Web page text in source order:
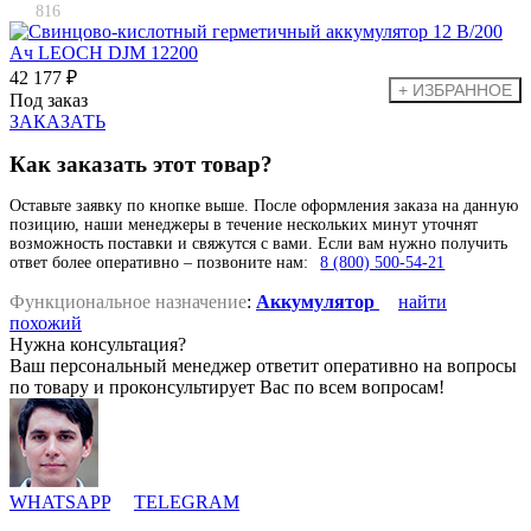
816
42 177 ₽
Под заказ
ЗАКАЗАТЬ
Как заказать этот товар?
Оставьте заявку по кнопке выше. После оформления заказа на данную
позицию, наши менеджеры в течение нескольких минут уточнят
возможность поставки и свяжутся с вами. Если вам нужно получить
ответ более оперативно – позвоните нам:
8 (800) 500-54-21
Функциональное назначение: Аккумулятор
найти
похожий
Нужна консультация?
Ваш персональный менеджер ответит оперативно на вопросы
по товару и проконсультирует Вас по всем вопросам!
WHATSAPP TELEGRAM